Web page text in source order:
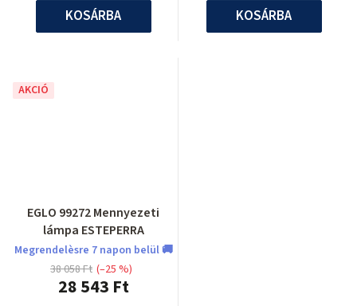
KOSÁRBA KOSÁRBA
AKCIÓ
EGLO 99272 Mennyezeti
lámpa ESTEPERRA
Megrendelèsre 7 napon belül 🚚
28 543 Ft
38 058 Ft (–25 %)